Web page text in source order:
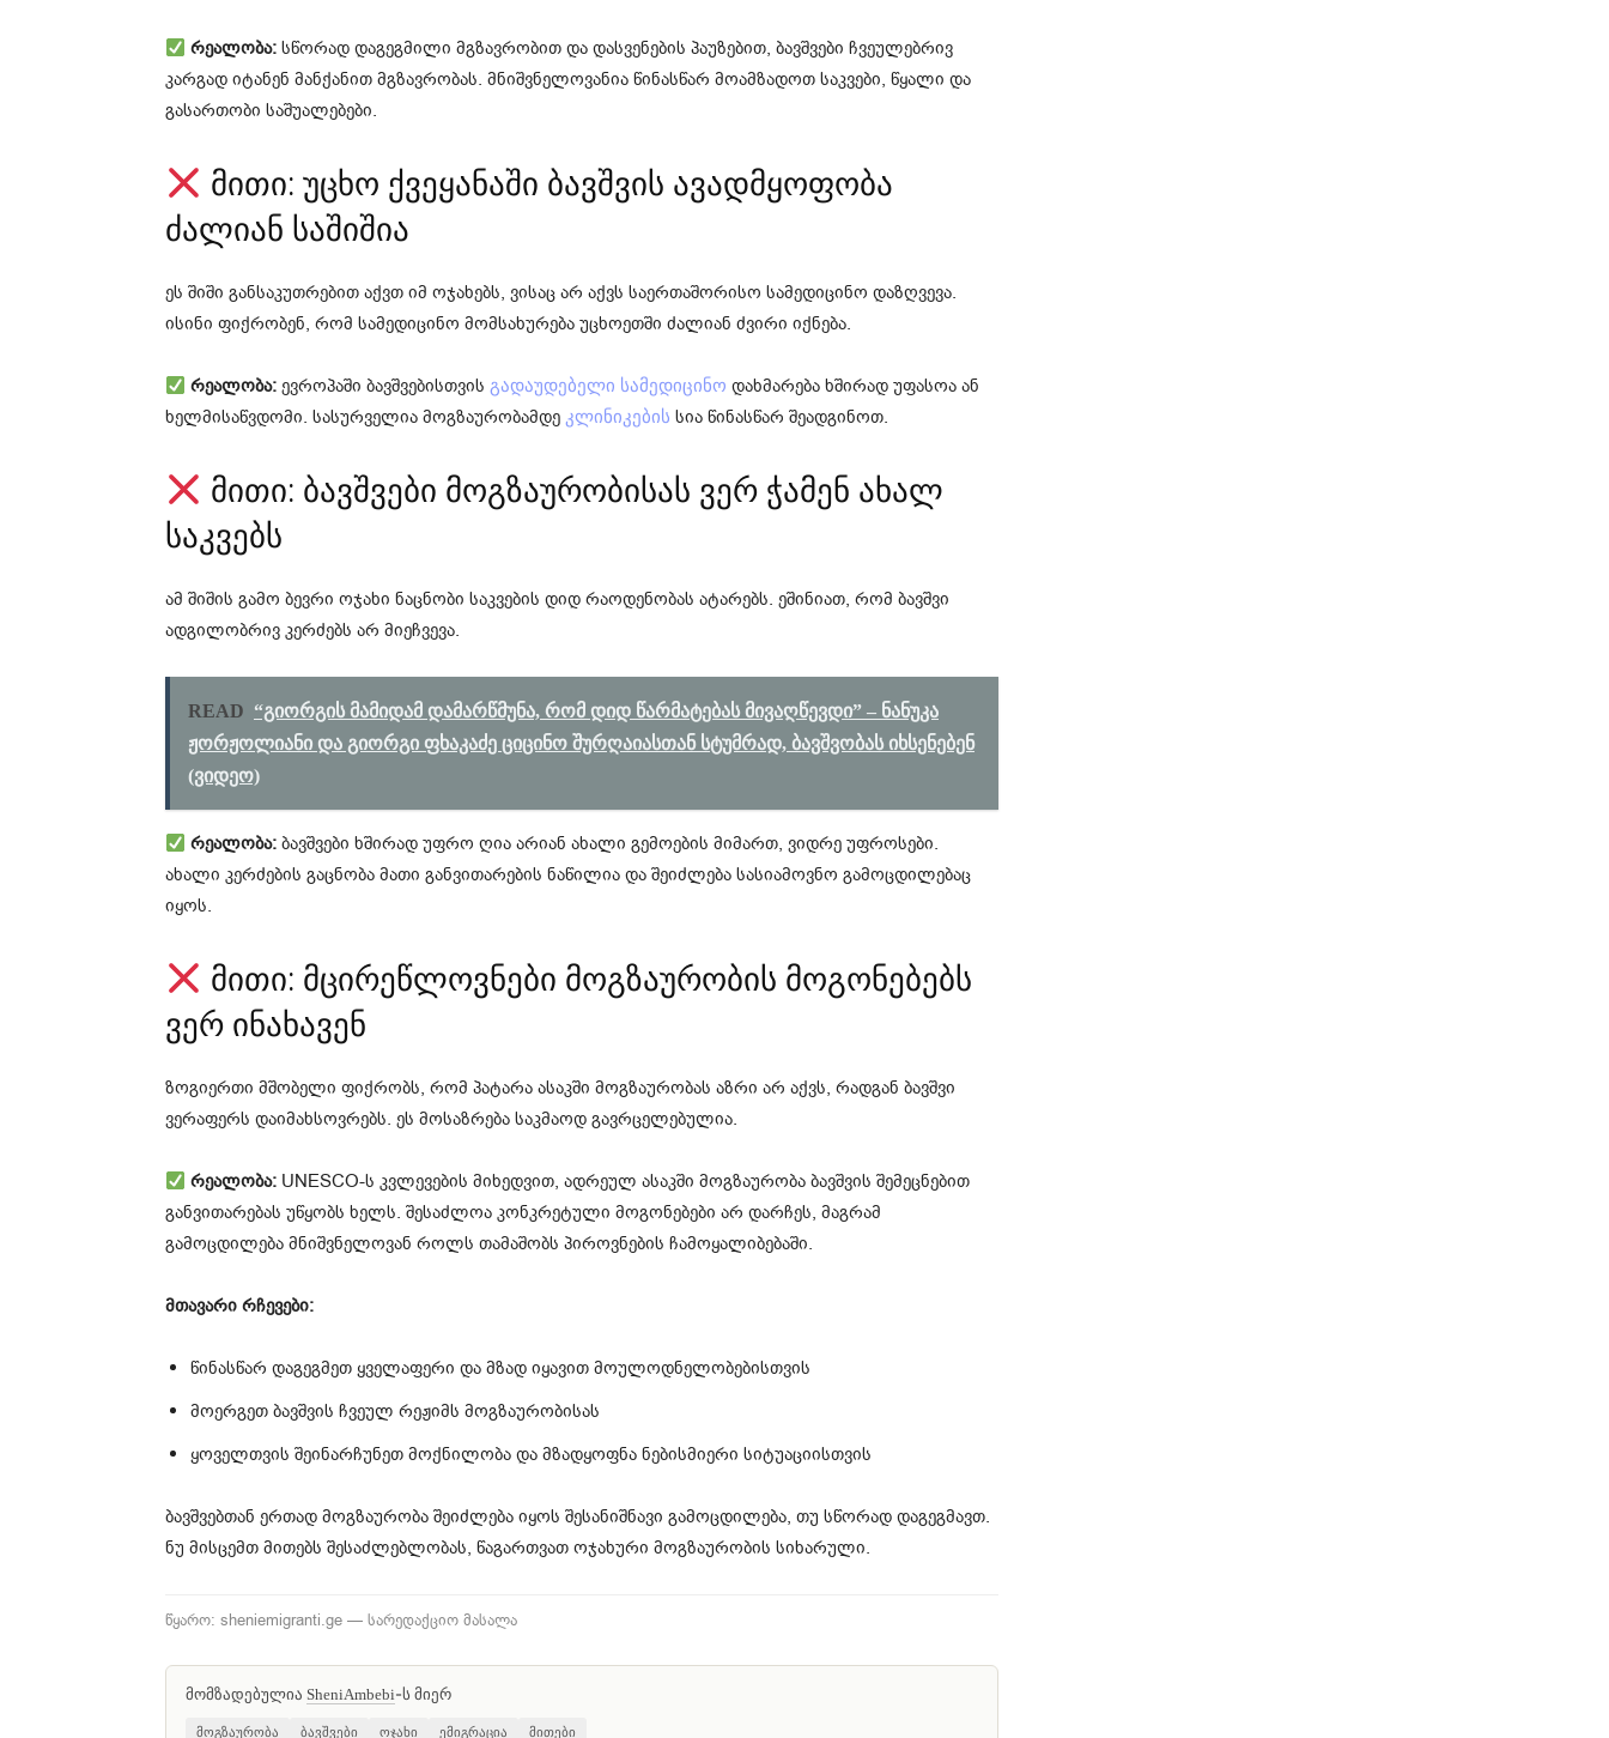
რეალობა: სწორად დაგეგმილი მგზავრობით და დასვენების პაუზებით, ბავშვები ჩვეულებრივ
კარგად იტანენ მანქანით მგზავრობას. მნიშვნელოვანია წინასწარ მოამზადოთ საკვები, წყალი და
გასართობი საშუალებები.
მითი: უცხო ქვეყანაში ბავშვის ავადმყოფობა
ძალიან საშიშია
ეს შიში განსაკუთრებით აქვთ იმ ოჯახებს, ვისაც არ აქვს საერთაშორისო სამედიცინო დაზღვევა.
ისინი ფიქრობენ, რომ სამედიცინო მომსახურება უცხოეთში ძალიან ძვირი იქნება.
რეალობა: ევროპაში ბავშვებისთვისგადაუდებელი სამედიცინო დახმარება ხშირად უფასოა ან
ხელმისაწვდომი. სასურველია მოგზაურობამდე კლინიკების სია წინასწარ შეადგინოთ.
მითი: ბავშვები მოგზაურობისას ვერ ჭამენ ახალ
საკვებს
ამ შიშის გამო ბევრი ოჯახი ნაცნობი საკვების დიდ რაოდენობას ატარებს. ეშინიათ, რომ ბავშვი
ადგილობრივ კერძებს არ მიეჩვევა.
READ “გიორგის მამიდამ დამარწმუნა, რომ დიდ წარმატებას მივაღწევდი” – ნანუკა
ჟორჟოლიანი და გიორგი ფხაკაძე ციცინო შურღაიასთან სტუმრად, ბავშვობას იხსენებენ
(ვიდეო)
რეალობა: ბავშვები ხშირად უფრო ღია არიან ახალი გემოების მიმართ, ვიდრე უფროსები.
ახალი კერძების გაცნობა მათი განვითარების ნაწილია და შეიძლება სასიამოვნო გამოცდილებაც
იყოს.
მითი: მცირეწლოვნები მოგზაურობის მოგონებებს
ვერ ინახავენ
ზოგიერთი მშობელი ფიქრობს, რომ პატარა ასაკში მოგზაურობას აზრი არ აქვს, რადგან ბავშვი
ვერაფერს დაიმახსოვრებს. ეს მოსაზრება საკმაოდ გავრცელებულია.
რეალობა: UNESCO-ს კვლევების მიხედვით, ადრეულ ასაკში მოგზაურობა ბავშვის შემეცნებით
განვითარებას უწყობს ხელს. შესაძლოა კონკრეტული მოგონებები არ დარჩეს, მაგრამ
გამოცდილება მნიშვნელოვან როლს თამაშობს პიროვნების ჩამოყალიბებაში.
მთავარი რჩევები:
წინასწარ დაგეგმეთ ყველაფერი და მზად იყავით მოულოდნელობებისთვის
მოერგეთ ბავშვის ჩვეულ რეჟიმს მოგზაურობისას
ყოველთვის შეინარჩუნეთ მოქნილობა და მზადყოფნა ნებისმიერი სიტუაციისთვის
ბავშვებთან ერთად მოგზაურობა შეიძლება იყოს შესანიშნავი გამოცდილება, თუ სწორად დაგეგმავთ.
ნუ მისცემთ მითებს შესაძლებლობას, წაგართვათ ოჯახური მოგზაურობის სიხარული.
წყარო: sheniemigranti.ge — სარედაქციო მასალა
მომზადებულია SheniAmbebi-ს მიერ
მოგზაურობა ბავშვები ოჯახი ემიგრაცია მითები